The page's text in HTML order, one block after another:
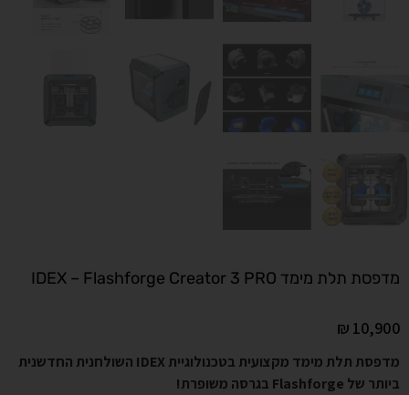
מדפסת תלת מימד IDEX – Flashforge Creator 3 PRO
₪ 10,900
מדפסת תלת מימד מקצועית בטכנולוגיית IDEX השולחנית החדשנית
ביותר של Flashforge בגרסה משופרת!